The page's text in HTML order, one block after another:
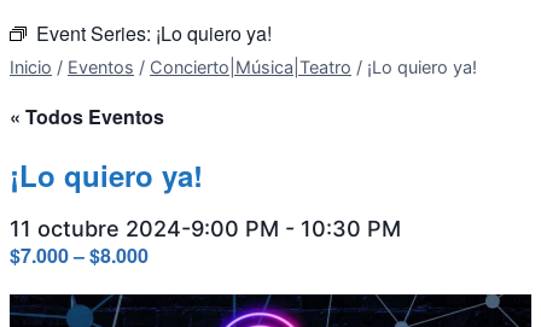
Event Series: ¡Lo quiero ya!
Inicio / Eventos / Concierto|Música|Teatro / ¡Lo quiero ya!
« Todos Eventos
¡Lo quiero ya!
11 octubre 2024-9:00 PM - 10:30 PM
$7.000 – $8.000